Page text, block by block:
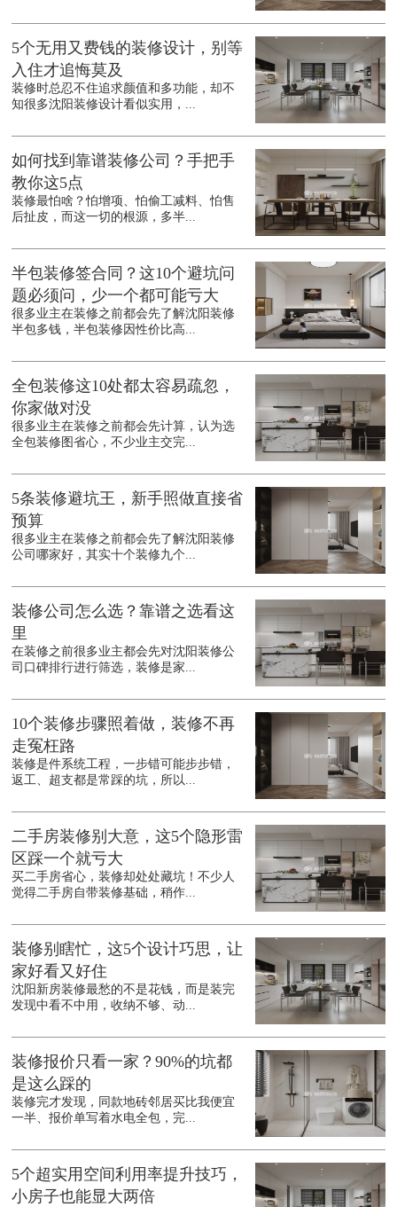
5个无用又费钱的装修设计，别等
入住才追悔莫及
装修时总忍不住追求颜值和多功能，却不
知很多沈阳装修设计看似实用，...
如何找到靠谱装修公司？手把手
教你这5点
装修最怕啥？怕增项、怕偷工减料、怕售
后扯皮，而这一切的根源，多半...
半包装修签合同？这10个避坑问
题必须问，少一个都可能亏大
很多业主在装修之前都会先了解沈阳装修
半包多钱，半包装修因性价比高...
全包装修这10处都太容易疏忽，
你家做对没
很多业主在装修之前都会先计算，认为选
全包装修图省心，不少业主交完...
5条装修避坑王，新手照做直接省
预算
很多业主在装修之前都会先了解沈阳装修
公司哪家好，其实十个装修九个...
装修公司怎么选？靠谱之选看这
里
在装修之前很多业主都会先对沈阳装修公
司口碑排行进行筛选，装修是家...
10个装修步骤照着做，装修不再
走冤枉路
装修是件系统工程，一步错可能步步错，
返工、超支都是常踩的坑，所以...
二手房装修别大意，这5个隐形雷
区踩一个就亏大
买二手房省心，装修却处处藏坑！不少人
觉得二手房自带装修基础，稍作...
装修别瞎忙，这5个设计巧思，让
家好看又好住
沈阳新房装修最愁的不是花钱，而是装完
发现中看不中用，收纳不够、动...
装修报价只看一家？90%的坑都
是这么踩的
装修完才发现，同款地砖邻居买比我便宜
一半、报价单写着水电全包，完...
5个超实用空间利用率提升技巧，
小房子也能显大两倍